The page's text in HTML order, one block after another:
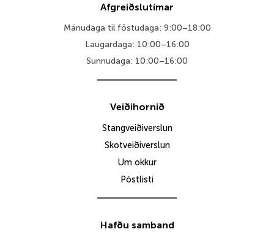
Afgreiðslutímar
Mánudaga til föstudaga: 9:00–18:00
Laugardaga: 10:00–16:00
Sunnudaga: 10:00–16:00
Veiðihornið
Stangveiðiverslun
Skotveiðiverslun
Um okkur
Póstlisti
Hafðu samband